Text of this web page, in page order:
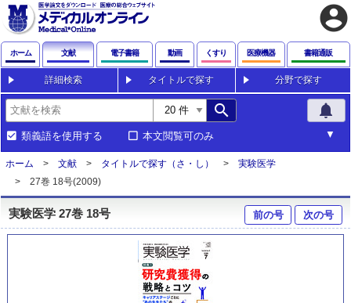
account_circle
ホーム 文献 電子書籍 動画 くすり 医療機器 書籍通販
詳細検索 タイトルで探す 分野で探す
search notifications
類義語を使用する 本文閲覧可のみ
ホーム 文献 タイトルで探す（さ・し）
実験医学
27巻 18号(2009)
実験医学 27巻 18号 前の号 次の号